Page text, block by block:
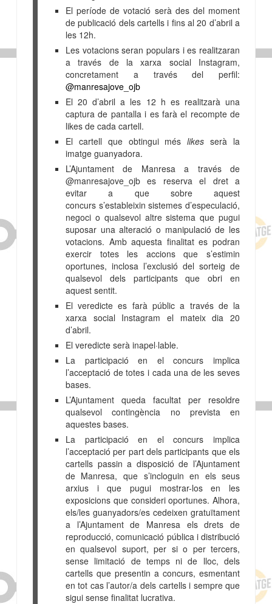
El període de votació serà des del moment
de publicació dels cartells i fins al 20 d’abril a
les 12h.
Les votacions seran populars i es realitzaran
a través de la xarxa social Instagram,
concretament a través del perfil:
@manresajove_ojb
El 20 d’abril a les 12 h es realitzarà una
captura de pantalla i es farà el recompte de
likes de cada cartell.
El cartell que obtingui méslikesserà la
imatge guanyadora.
L’Ajuntament de Manresa a través de
@manresajove_ojb es reserva el dret a
evitar a que sobre aquest
concurs s’estableixin sistemes d’especulació,
negoci o qualsevol altre sistema que pugui
suposar una alteració o manipulació de les
votacions. Amb aquesta finalitat es podran
exercir totes les accions que s’estimin
oportunes, inclosa l’exclusió del sorteig de
qualsevol dels participants que obri en
aquest sentit.
El veredicte es farà públic a través de la
xarxa social Instagram el mateix dia 20
d’abril.
El veredicte serà inapel·lable.
La participació en el concurs implica
l’acceptació de totes i cada una de les seves
bases.
L’Ajuntament queda facultat per resoldre
qualsevol contingència no prevista en
aquestes bases.
La participació en el concurs implica
l’acceptació per part dels participants que els
cartells passin a disposició de l’Ajuntament
de Manresa, que s’incloguin en els seus
arxius i que pugui mostrar-los en les
exposicions que consideri oportunes. Alhora,
els/les guanyadors/es cedeixen gratuïtament
a l’Ajuntament de Manresa els drets de
reproducció, comunicació pública i distribució
en qualsevol suport, per si o per tercers,
sense limitació de temps ni de lloc, dels
cartells que presentin a concurs, esmentant
en tot cas l’autor/a dels cartells i sempre que
sigui sense finalitat lucrativa.